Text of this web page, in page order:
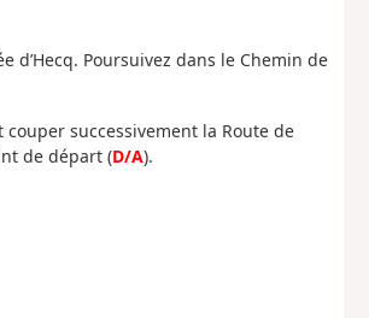
Poursuivez dans le Chemin de
successivement la Route de
de départ (D/A).